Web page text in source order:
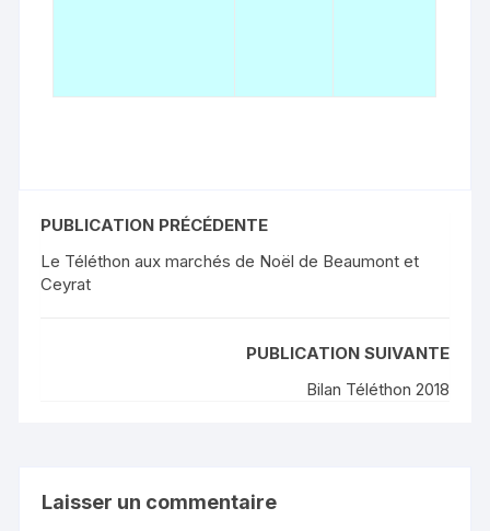
PUBLICATION PRÉCÉDENTE
Le Téléthon aux marchés de Noël de Beaumont et
Ceyrat
PUBLICATION SUIVANTE
Bilan Téléthon 2018
Laisser un commentaire